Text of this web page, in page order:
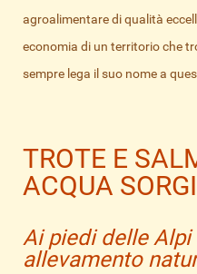
agroalimentare di qualità
economia di un territorio che
sempre lega il suo nome a
TROTE E
ACQUA
Ai piedi delle
allevamento